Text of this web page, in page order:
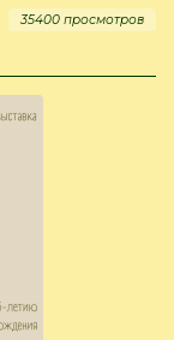
35400 просмотров